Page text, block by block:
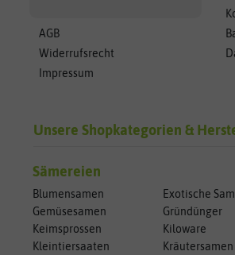
AGB
Widerrufsrecht
Impressum
Unsere Shopkategorien &
Sämereien
Blumensamen
Exotische
Gemüsesamen
Gründünger
Keimsprossen
Kiloware
Kleintiersaaten
Kräutersamen